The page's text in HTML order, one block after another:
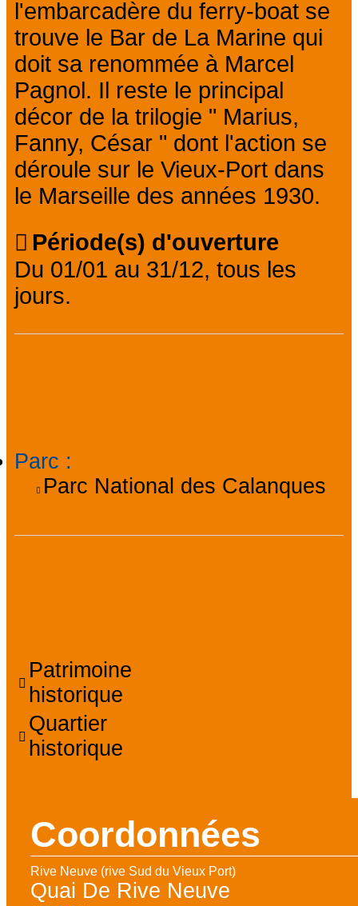
l'embarcadère du ferry-boat se
trouve le Bar de La Marine qui
doit sa renommée à Marcel
Pagnol. Il reste le principal
décor de la trilogie " Marius,
Fanny, César " dont l'action se
déroule sur le Vieux-Port dans
le Marseille des années 1930.
Période(s) d'ouverture
Du 01/01 au 31/12, tous les
jours.
Parc :
Parc National des Calanques
Patrimoine
historique
Quartier
historique
Coordonnées
Rive Neuve (rive Sud du Vieux Port)
Quai De Rive Neuve